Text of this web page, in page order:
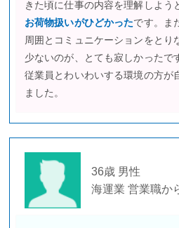
きた頃に仕事の内容を理解しよう
お荷物扱いがひどかったです。ま
周囲とコミュニケーションをとり
少ないのが、とても寂しかったで
従業員とわいわいする環境の方が
ました。
36歳 男性
海運業 営業職か